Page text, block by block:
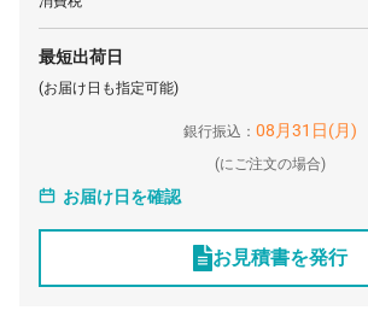
最短出荷日
(お届け日も指定可能)
銀行振込： 08月31日(月)
(にご注文の場合)
お届け日を確認
お見積書を発行